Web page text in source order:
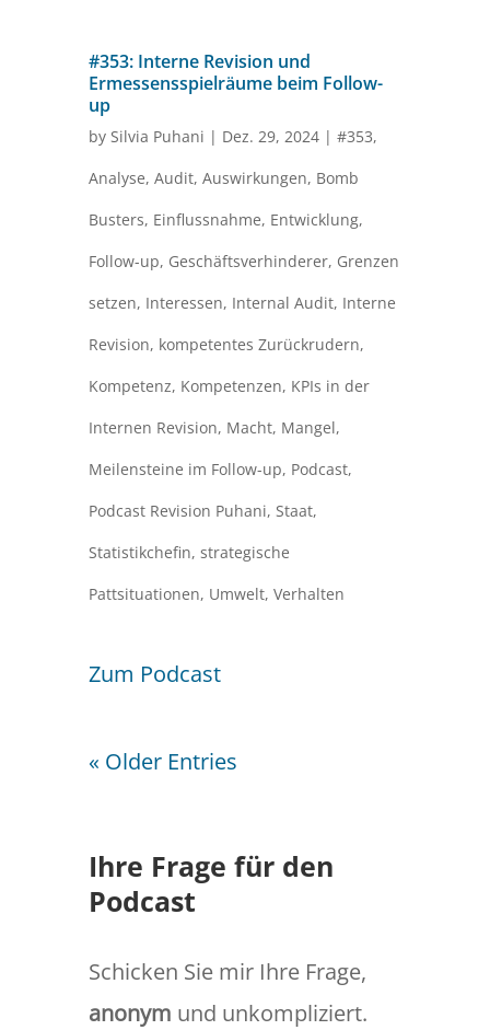
#353: Interne Revision und
Ermessensspielräume beim Follow-
up
by Silvia Puhani | Dez. 29, 2024| #353,
Analyse, Audit, Auswirkungen, Bomb
Busters, Einflussnahme, Entwicklung,
Follow-up, Geschäftsverhinderer, Grenzen
setzen, Interessen, Internal Audit, Interne
Revision, kompetentes Zurückrudern,
Kompetenz, Kompetenzen, KPIs in der
Internen Revision, Macht, Mangel,
Meilensteine im Follow-up, Podcast,
Podcast Revision Puhani, Staat,
Statistikchefin, strategische
Pattsituationen, Umwelt, Verhalten
Zum Podcast
« Older Entries
Ihre Frage für den
Podcast
Schicken Sie mir Ihre Frage,
anonym und unkompliziert.